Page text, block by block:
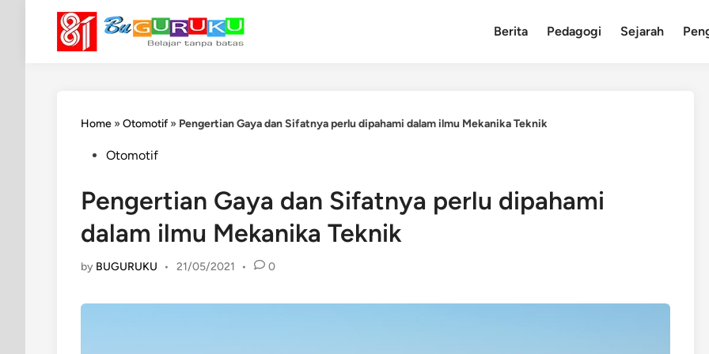
content
Berita Pedagogi Sejarah
Home »Otomotif » Pengertian Gaya dan Sifatnya perlu dipahami dalam ilmu Mekanika Teknik
PostedOtomotif
Pengertian Gaya dan Sifatnya perlu dipahami
dalam ilmu Mekanika Teknik
by BUGURUKU • 21/05/2021 • 0